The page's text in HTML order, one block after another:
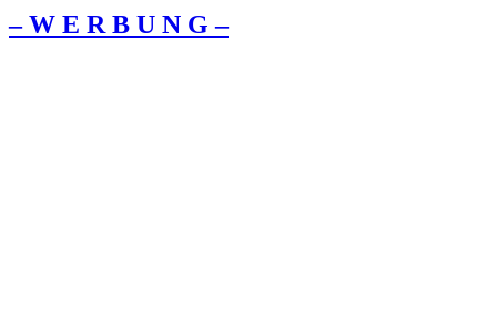
– W Ε R Β U Ν G –